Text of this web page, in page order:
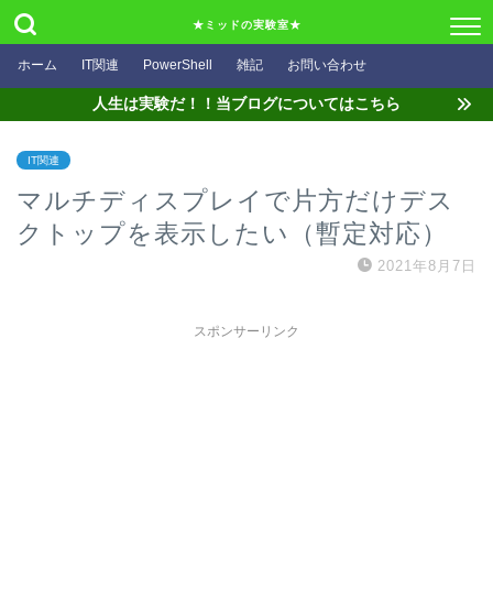
★ミッドの実験室★
ホーム IT関連 PowerShell 雑記 お問い合わせ
人生は実験だ！！当ブログについてはこちら
IT関連
マルチディスプレイで片方だけデス
クトップを表示したい（暫定対応）
2021年8月7日
スポンサーリンク